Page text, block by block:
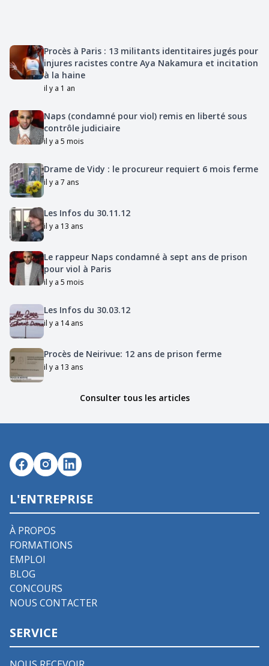
Procès à Paris : 13 militants identitaires jugés pour
injures racistes contre Aya Nakamura et incitation
à la haine
il y a 1 an
Naps (condamné pour viol) remis en liberté sous
contrôle judiciaire
il y a 5 mois
Drame de Vidy : le procureur requiert 6 mois ferme
il y a 7 ans
Les Infos du 30.11.12
il y a 13 ans
Le rappeur Naps condamné à sept ans de prison
pour viol à Paris
il y a 5 mois
Les Infos du 30.03.12
il y a 14 ans
Procès de Neirivue: 12 ans de prison ferme
il y a 13 ans
Consulter tous les articles
L'ENTREPRISE
À PROPOS
FORMATIONS
EMPLOI
BLOG
CONCOURS
NOUS CONTACTER
SERVICE